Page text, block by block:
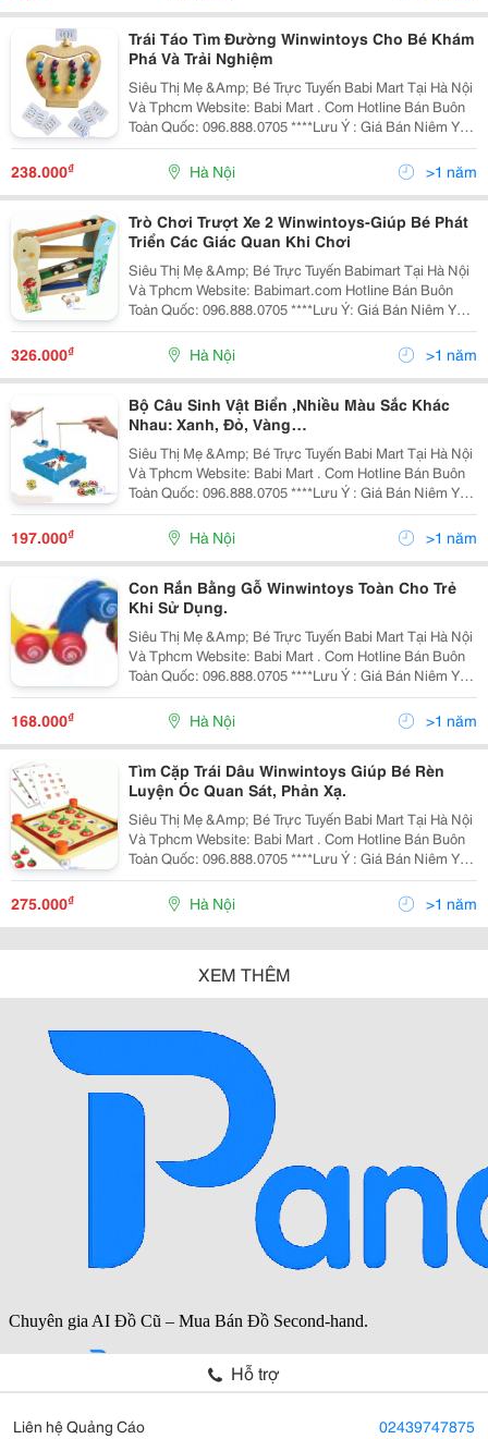
Trái Táo Tìm Đường Winwintoys Cho Bé Khám
Phá Và Trải Nghiệm
Siêu Thị Mẹ &Amp; Bé Trực Tuyến Babi Mart Tại Hà Nội
Và Tphcm Website: Babi Mart . Com Hotline Bán Buôn
Toàn Quốc: 096.888.0705 ****Lưu Ý : Giá Bán Niêm Yết
Là Giá Bán Tại Hà Nội, Giá Tại Hồ Chí Minh Có Thể Cao
Hoặc Thấp Hơn Giá Bán Tại
238.000₫ Hà Nội >1 năm
Trò Chơi Trượt Xe 2 Winwintoys-Giúp Bé Phát
Triển Các Giác Quan Khi Chơi
Siêu Thị Mẹ &Amp; Bé Trực Tuyến Babimart Tại Hà Nội
Và Tphcm Website: Babimart.com Hotline Bán Buôn
Toàn Quốc: 096.888.0705 ****Lưu Ý: Giá Bán Niêm Yết
Là Giá Bán Tại Hà Nội, Giá Tại Hồ Chí Minh Có Thể Cao
Hoặc Thấp Hơn Giá Bá
326.000₫ Hà Nội >1 năm
Bộ Câu Sinh Vật Biển ,Nhiều Màu Sắc Khác
Nhau: Xanh, Đỏ, Vàng…
Siêu Thị Mẹ &Amp; Bé Trực Tuyến Babi Mart Tại Hà Nội
Và Tphcm Website: Babi Mart . Com Hotline Bán Buôn
Toàn Quốc: 096.888.0705 ****Lưu Ý : Giá Bán Niêm Yết
Là Giá Bán Tại Hà Nội, Giá Tại Hồ Chí Minh Có Thể Cao
Hoặc Thấp Hơn Giá Bán Tại
197.000₫ Hà Nội >1 năm
Con Rắn Bằng Gỗ Winwintoys Toàn Cho Trẻ
Khi Sử Dụng.
Siêu Thị Mẹ &Amp; Bé Trực Tuyến Babi Mart Tại Hà Nội
Và Tphcm Website: Babi Mart . Com Hotline Bán Buôn
Toàn Quốc: 096.888.0705 ****Lưu Ý : Giá Bán Niêm Yết
Là Giá Bán Tại Hà Nội, Giá Tại Hồ Chí Minh Có Thể Cao
Hoặc Thấp Hơn Giá Bán Tại
168.000₫ Hà Nội >1 năm
Tìm Cặp Trái Dâu Winwintoys Giúp Bé Rèn
Luyện Óc Quan Sát, Phản Xạ.
Siêu Thị Mẹ &Amp; Bé Trực Tuyến Babi Mart Tại Hà Nội
Và Tphcm Website: Babi Mart . Com Hotline Bán Buôn
Toàn Quốc: 096.888.0705 ****Lưu Ý : Giá Bán Niêm Yết
Là Giá Bán Tại Hà Nội, Giá Tại Hồ Chí Minh Có Thể Cao
Hoặc Thấp Hơn Giá Bán Tại
275.000₫ Hà Nội >1 năm
XEM THÊM
Hỗ trợ
Liên hệ Quảng Cáo 02439747875